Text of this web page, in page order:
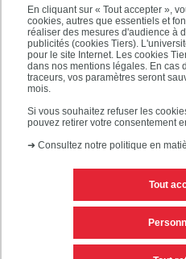
En cliquant sur « Tout accepter »,
cookies, autres que essentiels et
réaliser des mesures d'audience à
publicités (cookies Tiers).
pour le site Internet. Les cookies
dans nos mentions légales. En cas
traceurs, vos paramètres seront
mois.
Si vous souhaitez refuser les
pouvez retirer votre consentement
➜ Consultez notre politique en
Tout
Mentions
Personnaliser les cookies